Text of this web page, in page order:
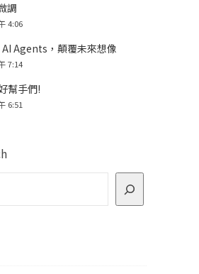
調
4:06
AI Agents，顛覆未來想像
7:14
幫手們!
6:51